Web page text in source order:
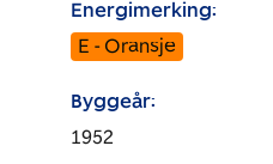
Energimerking:
E - Oransje
Byggeår:
1952